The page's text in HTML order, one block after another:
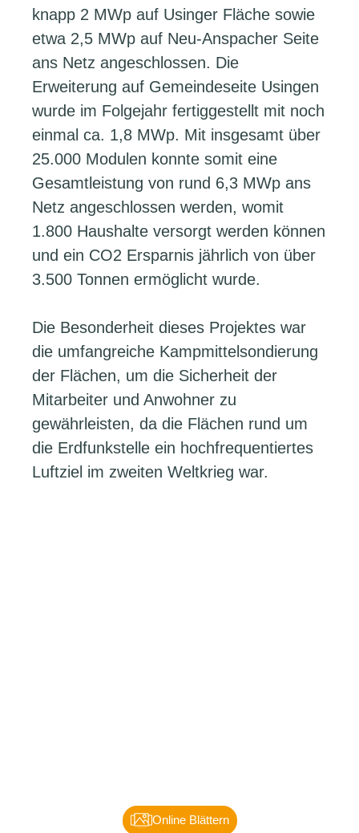
knapp 2 MWp auf Usinger Fläche sowie
etwa 2,5 MWp auf Neu-Anspacher Seite
ans Netz angeschlossen. Die
Erweiterung auf Gemeindeseite Usingen
wurde im Folgejahr fertiggestellt mit noch
einmal ca. 1,8 MWp. Mit insgesamt über
25.000 Modulen konnte somit eine
Gesamtleistung von rund 6,3 MWp ans
Netz angeschlossen werden, womit
1.800 Haushalte versorgt werden können
und ein CO2 Ersparnis jährlich von über
3.500 Tonnen ermöglicht wurde.
Die Besonderheit dieses Projektes war
die umfangreiche Kampmittelsondierung
der Flächen, um die Sicherheit der
Mitarbeiter und Anwohner zu
gewährleisten, da die Flächen rund um
die Erdfunkstelle ein hochfrequentiertes
Luftziel im zweiten Weltkrieg war.
Online Blättern